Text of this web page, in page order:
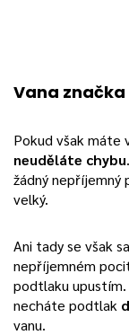
Vana
Pokud však máte
neuděláte chybu
žádný nepříjemný
velký.
Ani tady se však
nepříjemném
podtlaku upustím.
necháte podtlak
vanu.